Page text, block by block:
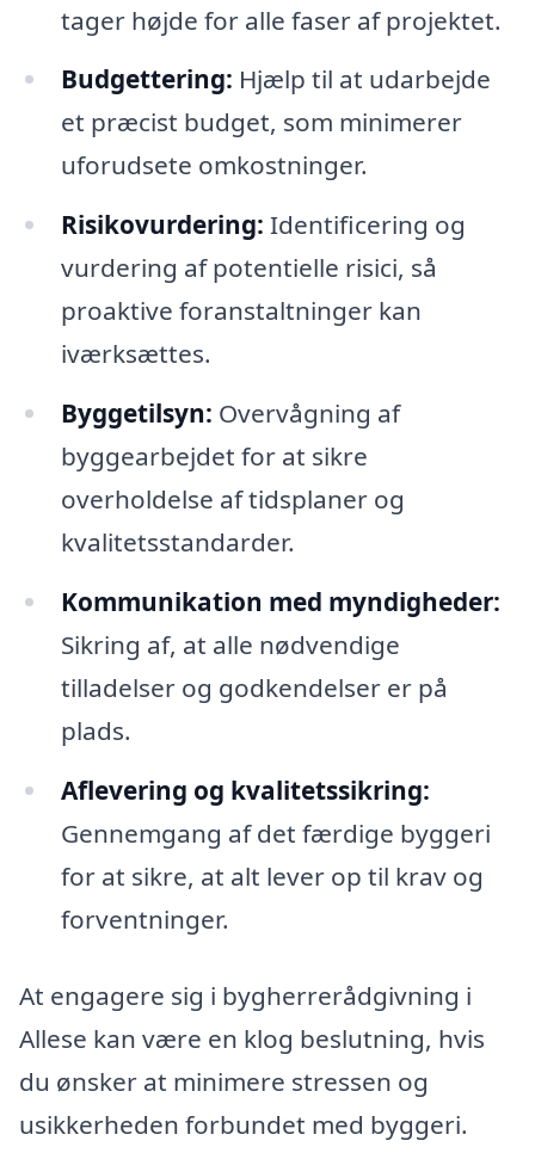
tager højde for alle faser af projektet.
Budgettering: Hjælp til at udarbejde
et præcist budget, som minimerer
uforudsete omkostninger.
Risikovurdering: Identificering og
vurdering af potentielle risici, så
proaktive foranstaltninger kan
iværksættes.
Byggetilsyn: Overvågning af
byggearbejdet for at sikre
overholdelse af tidsplaner og
kvalitetsstandarder.
Kommunikation med myndigheder:
Sikring af, at alle nødvendige
tilladelser og godkendelser er på
plads.
Aflevering og kvalitetssikring:
Gennemgang af det færdige byggeri
for at sikre, at alt lever op til krav og
forventninger.
At engagere sig i bygherrerådgivning i
Allese kan være en klog beslutning, hvis
du ønsker at minimere stressen og
usikkerheden forbundet med byggeri.